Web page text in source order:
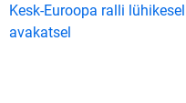
Kesk-Euroopa ralli lühikesel
avakatsel